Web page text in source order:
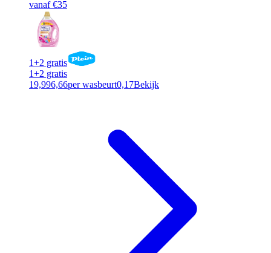
vanaf €35
1+2 gratis
1+2 gratis
19,996,66per wasbeurt0,17Bekijk